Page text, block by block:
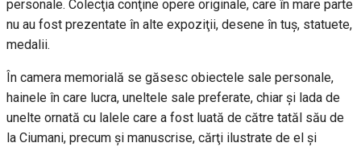
personale. Colecţia conţine opere originale, care în mare parte
nu au fost prezentate în alte expoziţii, desene în tuş, statuete,
medalii.
În camera memorială se găsesc obiectele sale personale,
hainele în care lucra, uneltele sale preferate, chiar şi lada de
unelte ornată cu lalele care a fost luată de către tatăl său de
la Ciumani, precum şi manuscrise, cărţi ilustrate de el şi